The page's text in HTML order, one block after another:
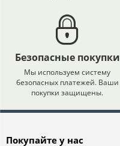
Безопасные покупки
Мы используем систему
безопасных платежей. Ваши
покупки защищены.
Покупайте у нас